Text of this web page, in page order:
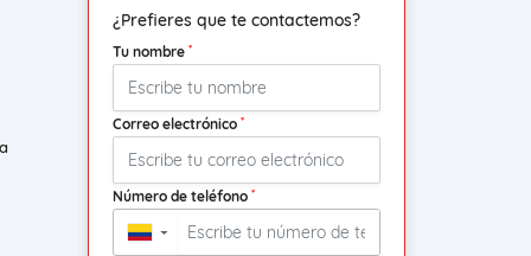
¿Prefieres que te contactemos?
Tu nombre *
Correo electrónico *
Número de teléfono *
▼